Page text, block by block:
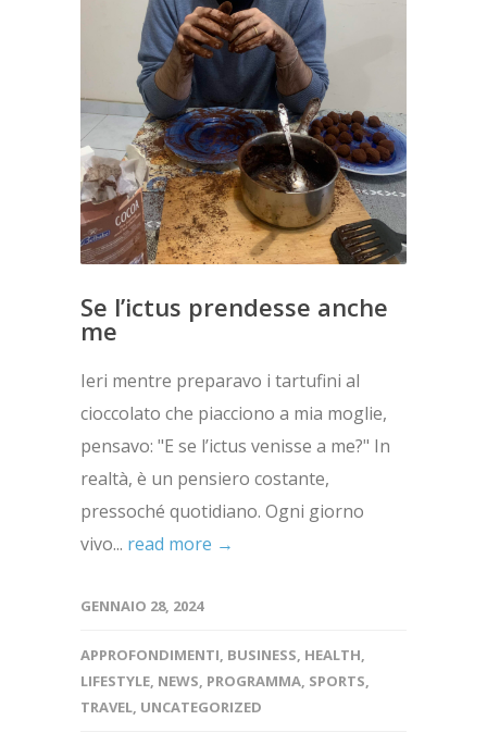
Se l’ictus prendesse anche
me
Ieri mentre preparavo i tartufini al
cioccolato che piacciono a mia moglie,
pensavo: "E se l’ictus venisse a me?" In
realtà, è un pensiero costante,
pressoché quotidiano. Ogni giorno
vivo... read more →
GENNAIO 28, 2024
APPROFONDIMENTI, BUSINESS, HEALTH,
LIFESTYLE, NEWS, PROGRAMMA, SPORTS,
TRAVEL, UNCATEGORIZED